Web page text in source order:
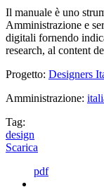
Il manuale è uno
Amministrazione e
digitali fornendo
research, al content
Progetto: Designers
Amministrazione:
Tag:
design
Scarica
pdf